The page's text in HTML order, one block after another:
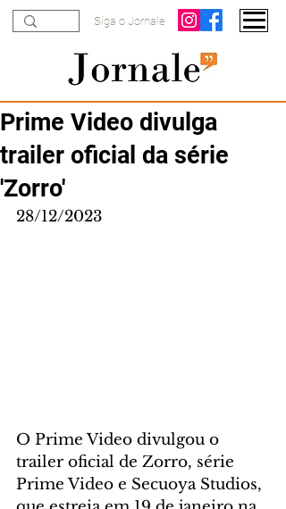
Siga o Jornale
Prime Video divulga
trailer oficial da série
'Zorro'
28/12/2023
O Prime Video divulgou o
trailer oficial de Zorro, série
Prime Video e Secuoya Studios,